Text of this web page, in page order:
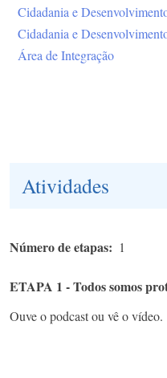
Cidadania e
Cidadania e
Área de Integração
Atividades
Número de etapas 1
ETAPA 1 - Todos somos
Ouve o podcast ou vê o vídeo.